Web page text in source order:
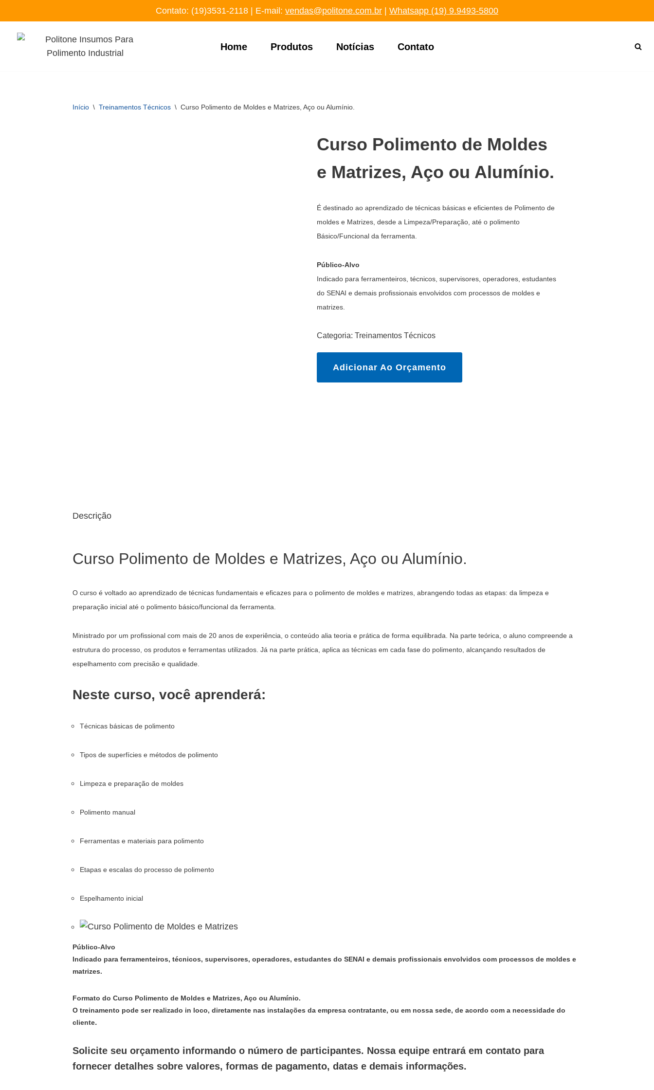
para
Contato: (19)3531-2118 ‬ | E-mail: vendas@politone.com.br Whatsapp (19) 9.9493-5800
Home Produtos Notícias Contato
Início \ Treinamentos Técnicos \ Curso Polimento de Moldes e Matrizes, Aço ou Alumínio.
Curso Polimento de Moldes
e Matrizes, Aço ou Alumínio.
É destinado ao aprendizado de técnicas básicas e eficientes de Polimento de
moldes e Matrizes, desde a Limpeza/Preparação, até o polimento
Básico/Funcional da ferramenta.
Público-Alvo
Indicado para ferramenteiros, técnicos, supervisores, operadores, estudantes
do SENAI e demais profissionais envolvidos com processos de moldes e
matrizes.
Categoria:Treinamentos Técnicos
Adicionar Ao Orçamento
Descrição
Curso Polimento de Moldes e Matrizes, Aço ou Alumínio.
O curso é voltado ao aprendizado de técnicas fundamentais e eficazes para o polimento de moldes e matrizes, abrangendo todas as etapas: da limpeza e
preparação inicial até o polimento básico/funcional da ferramenta.
Ministrado por um profissional com mais de 20 anos de experiência, o conteúdo alia teoria e prática de forma equilibrada. Na parte teórica, o aluno compreende a
estrutura do processo, os produtos e ferramentas utilizados. Já na parte prática, aplica as técnicas em cada fase do polimento, alcançando resultados de
espelhamento com precisão e qualidade.
Neste curso, você aprenderá:
Técnicas básicas de polimento
Tipos de superfícies e métodos de polimento
Limpeza e preparação de moldes
Polimento manual
Ferramentas e materiais para polimento
Etapas e escalas do processo de polimento
Espelhamento inicial
Público-Alvo
Indicado para ferramenteiros, técnicos, supervisores, operadores, estudantes do SENAI e demais profissionais envolvidos com processos de moldes e
matrizes.
Formato do Curso Polimento de Moldes e Matrizes, Aço ou Alumínio.
O treinamento pode ser realizado in loco, diretamente nas instalações da empresa contratante, ou em nossa sede, de acordo com a necessidade do
cliente.
Solicite seu orçamento informando o número de participantes. Nossa equipe entrará em contato para
fornecer detalhes sobre valores, formas de pagamento, datas e demais informações.